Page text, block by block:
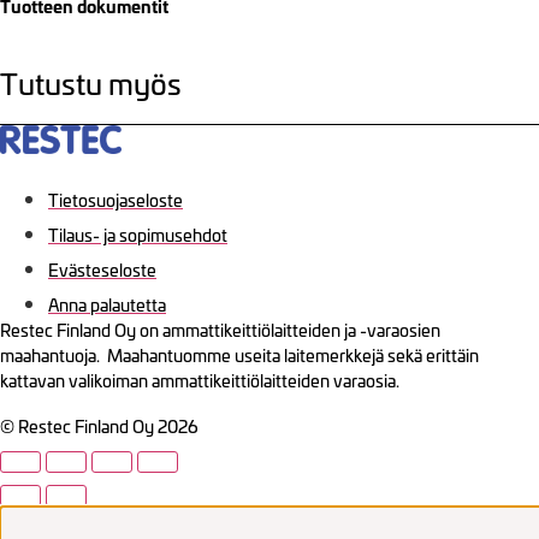
Tuotteen dokumentit
Tutustu myös
Tietosuojaseloste
Tilaus- ja sopimusehdot
Evästeseloste
Anna palautetta
Restec Finland Oy on ammattikeittiölaitteiden ja -varaosien
maahantuoja. Maahantuomme useita laitemerkkejä sekä erittäin
kattavan valikoiman ammattikeittiölaitteiden varaosia.
© Restec Finland Oy 2026